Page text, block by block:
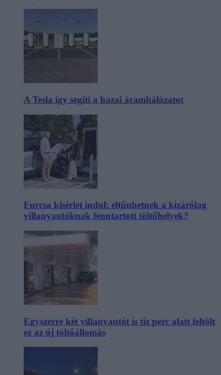
A Tesla így segíti a hazai áramhálózatot
Furcsa kísérlet indul: eltűnhetnek a kizárólag
villanyautóknak fenntartott töltőhelyek?
Egyszerre két villanyautót is tíz perc alatt feltölt
ez az új töltőállomás